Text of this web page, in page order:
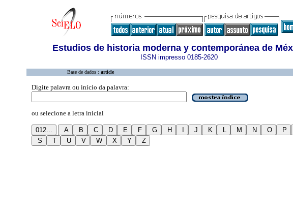
Estudios de historia moderna y contemporánea de
ISSN impresso 0185-2620
Base de dados : article
Digite palavra ou início da palavra:
ou selecione a letra inicial